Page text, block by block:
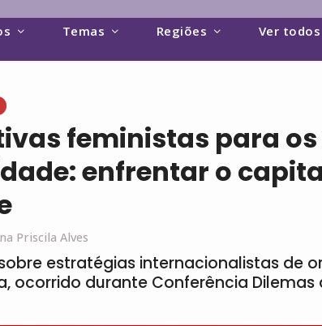
Temas Regiões Ver todos
feministas para
enfrentar o
Priscila Alves
estratégias internacionalistas de
ocorrido durante Conferência Dilemas